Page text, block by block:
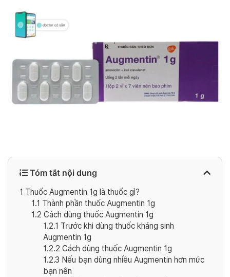
Tóm tắt nội dung
1 Thuốc Augmentin 1g là thuốc gì?
1.1 Thành phần thuốc Augmentin 1g
1.2 Cách dùng thuốc Augmentin 1g
1.2.1 Trước khi dùng thuốc kháng sinh
Augmentin 1g
1.2.2 Cách dùng thuốc Augmentin 1g
1.2.3 Nếu bạn dùng nhiều Augmentin hơn mức
bạn nên